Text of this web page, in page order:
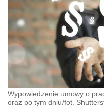
Wypowiedzenie umowy o
oraz po tym dniu/fot.